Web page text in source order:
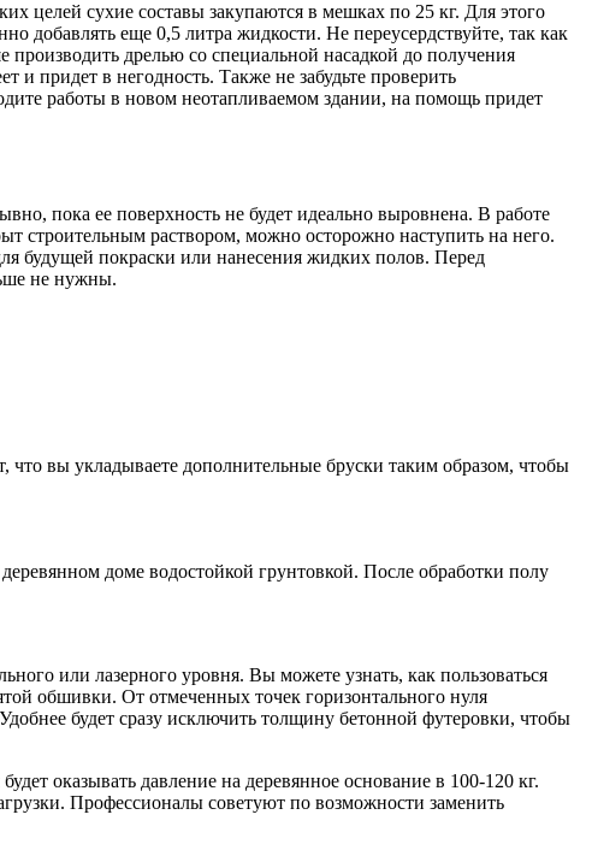
целей сухие составы закупаются в мешках по 25 кг. Для этого
добавлять еще 0,5 литра жидкости. Не переусердствуйте, так как
дрелью со специальной насадкой до получения
и придет в негодность. Также не забудьте проверить
работы в новом неотапливаемом здании, на помощь придет
пока ее поверхность не будет идеально выровнена. В работе
строительным раствором, можно осторожно наступить на него.
будущей покраски или нанесения жидких полов. Перед
не нужны.
что вы укладываете дополнительные бруски таким образом, чтобы
доме водостойкой грунтовкой. После обработки полу
или лазерного уровня. Вы можете узнать, как пользоваться
обшивки. От отмеченных точек горизонтального нуля
будет сразу исключить толщину бетонной футеровки, чтобы
оказывать давление на деревянное основание в 100-120 кг.
Профессионалы советуют по возможности заменить